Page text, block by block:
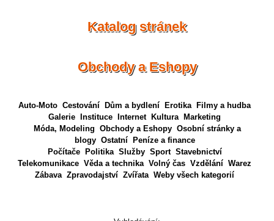
Katalog stránek
Obchody a Eshopy
Auto-Moto Cestování Dům a bydlení Erotika
Filmy a hudba
Galerie
Instituce Internet Kultura
Marketing
Móda, Modeling Obchody a Eshopy Osobní stránky a
blogy Ostatní
Peníze a finance
Počítače
Politika Služby Sport Stavebnictví
Telekomunikace Věda a technika Volný čas Vzdělání Warez
Zábava Zpravodajství Zvířata Weby všech kategorií